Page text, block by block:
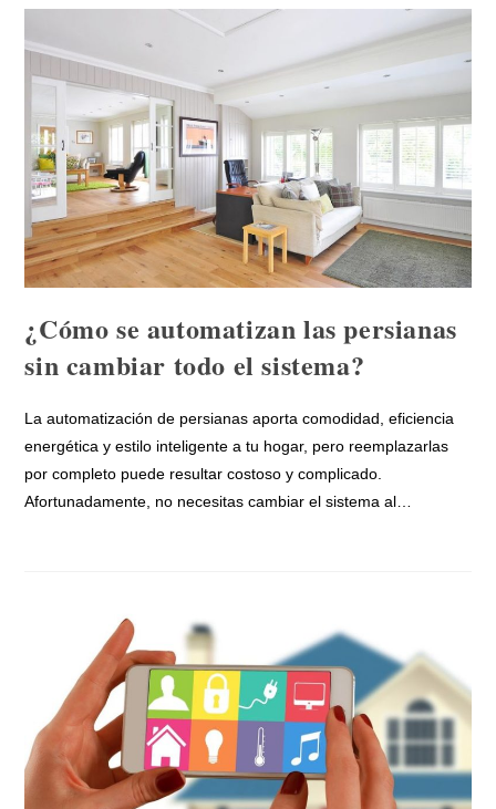
¿Cómo se automatizan las persianas
sin cambiar todo el sistema?
La automatización de persianas aporta comodidad, eficiencia
energética y estilo inteligente a tu hogar, pero reemplazarlas
por completo puede resultar costoso y complicado.
Afortunadamente, no necesitas cambiar el sistema al…